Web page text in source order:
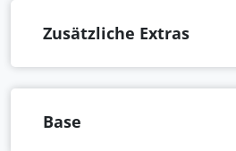
Zusätzliche Extras
Base